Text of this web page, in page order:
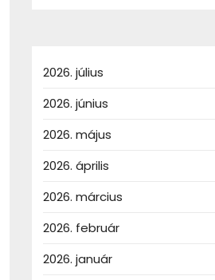
2026. július
2026. június
2026. május
2026. április
2026. március
2026. február
2026. január